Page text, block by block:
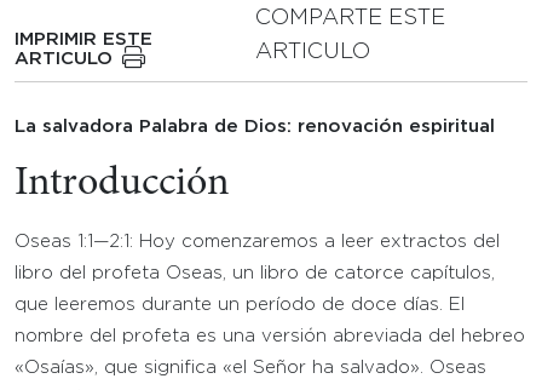
IMPRIMIR ESTE
ARTICULO
COMPARTE ESTE
ARTICULO
La salvadora Palabra de Dios: renovación espiritual
Introducción
Oseas 1:1—2:1: Hoy comenzaremos a leer extractos del
libro del profeta Oseas, un libro de catorce capítulos,
que leeremos durante un período de doce días. El
nombre del profeta es una versión abreviada del hebreo
«Osaías», que significa «el Señor ha salvado». Oseas